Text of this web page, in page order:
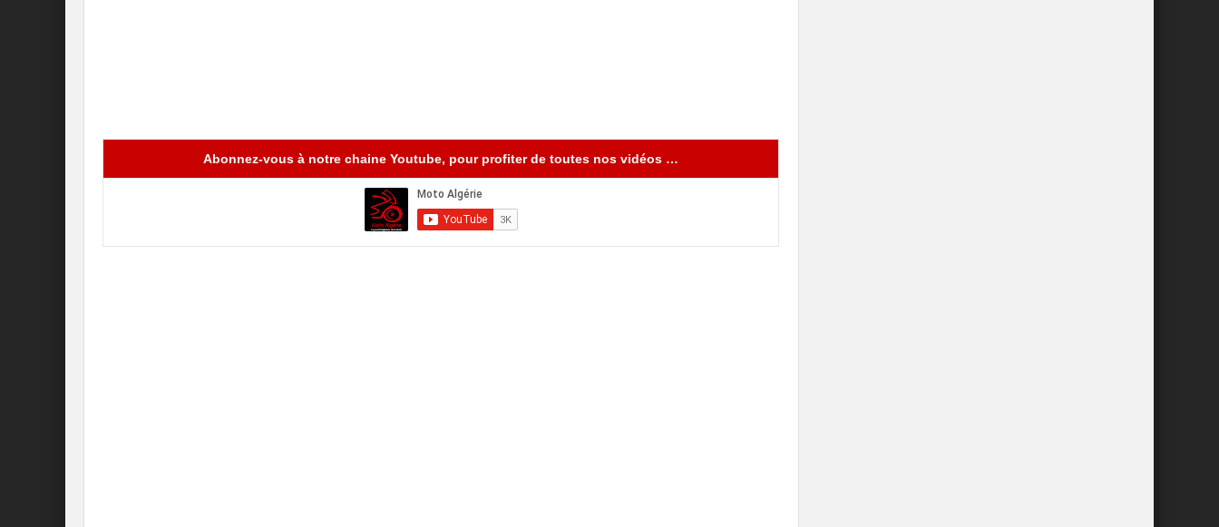
Abonnez-vous à notre chaine Youtube, pour profiter de toutes nos vidéos …